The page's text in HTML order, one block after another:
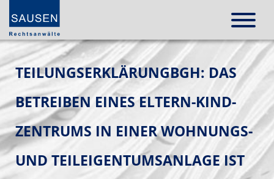
TEILUNGSERKLÄRUNGBGH: DAS
BETREIBEN EINES ELTERN-KIND-
ZENTRUMS IN EINER WOHNUNGS-
UND TEILEIGENTUMSANLAGE IST